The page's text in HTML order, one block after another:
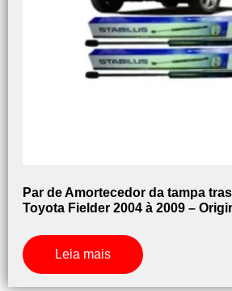
Par de Amortecedor da tampa
Toyota Fielder 2004 à 2009 –
Leia mais